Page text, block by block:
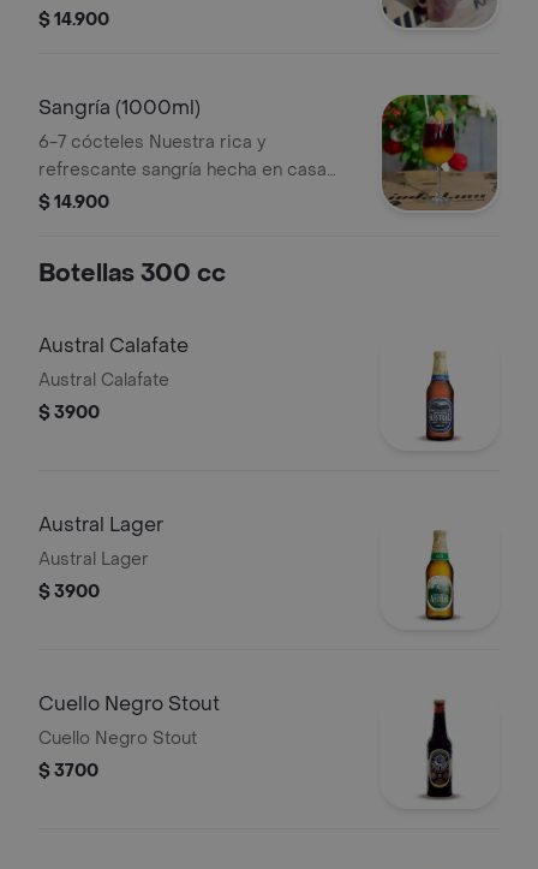
$ 14.900
Sangría (1000ml)
6-7 cócteles Nuestra rica y
refrescante sangría hecha en casa
con vino y frutas de la estación.
$ 14.900
Botellas 300 cc
Austral Calafate
Austral Calafate
$ 3900
Austral Lager
Austral Lager
$ 3900
Cuello Negro Stout
Cuello Negro Stout
$ 3700